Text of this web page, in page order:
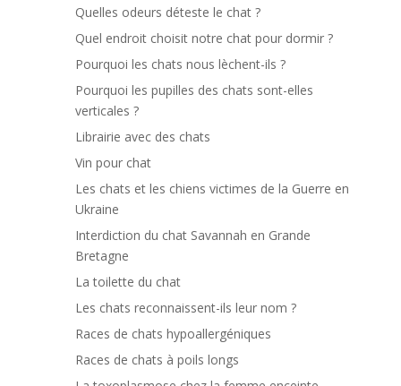
Quelles odeurs déteste le chat ?
Quel endroit choisit notre chat pour dormir ?
Pourquoi les chats nous lèchent-ils ?
Pourquoi les pupilles des chats sont-elles
verticales ?
Librairie avec des chats
Vin pour chat
Les chats et les chiens victimes de la Guerre en
Ukraine
Interdiction du chat Savannah en Grande
Bretagne
La toilette du chat
Les chats reconnaissent-ils leur nom ?
Races de chats hypoallergéniques
Races de chats à poils longs